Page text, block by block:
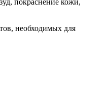
необходимых для